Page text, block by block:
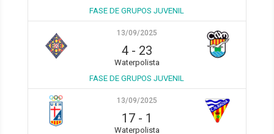
FASE DE GRUPOS JUVENIL
13/09/2025
4- 23
Waterpolista
FASE DE GRUPOS JUVENIL
13/09/2025
17- 1
Waterpolista